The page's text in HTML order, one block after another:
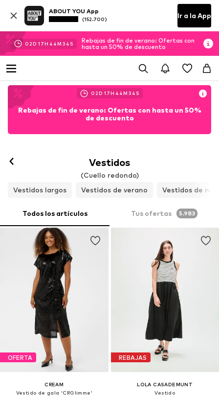
ABOUT YOU App
(152.700) Ir a la App
02D 17H 44M 32 S
Rebajas de fin de verano: Ofertas con
hasta un 50% de descuento
02D 17H 44M 32 S
Rebajas de fin de verano: Ofertas con hasta un 50%
de descuento
Vestidos
(Cuello redondo)
Vestidos largos
Vestidos de verano Vestidos de
Todos los artículos Tus ofertas 5.983
OFERTA
CREAM
Vestido de gala 'CRGlimme'
REBAJAS
LOLA CASADEMUNT
Vestido